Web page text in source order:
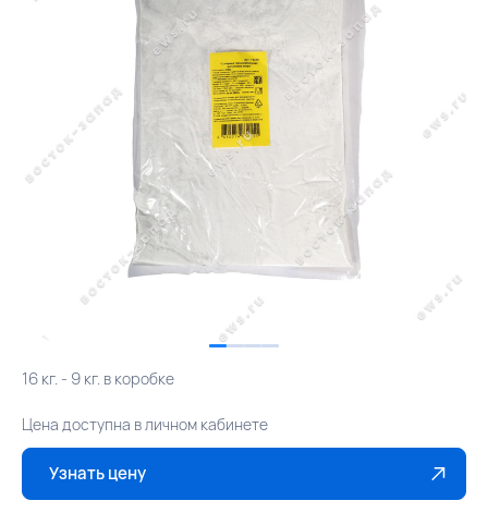
16 кг. - 9 кг. в коробке
Цена доступна в личном кабинете
Узнать цену